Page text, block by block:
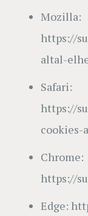
Mozilla:
https://
altal-
Safari:
https://
cookies-
Chrome:
https://
Edge: